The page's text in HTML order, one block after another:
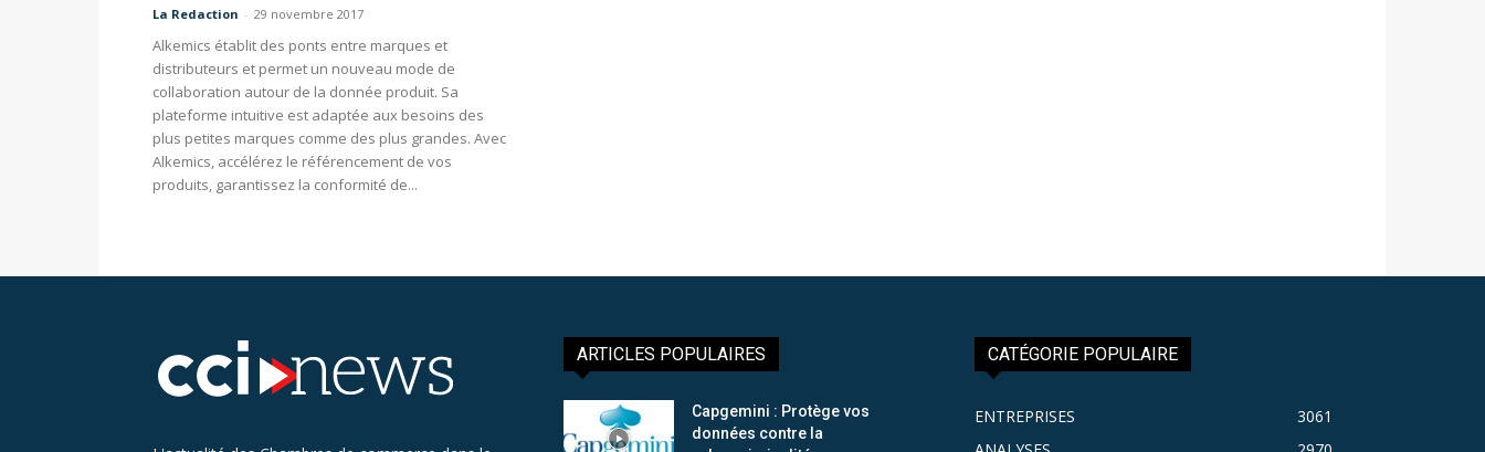
La Redaction - 29 novembre 2017
Alkemics établit des ponts entre marques et
distributeurs et permet un nouveau mode de
collaboration autour de la donnée produit. Sa
plateforme intuitive est adaptée aux besoins des
plus petites marques comme des plus grandes. Avec
Alkemics, accélérez le référencement de vos
produits, garantissez la conformité de...
ARTICLES POPULAIRES
Capgemini : Protège vos
données contre la
CATÉGORIE POPULAIRE
ENTREPRISES
3061